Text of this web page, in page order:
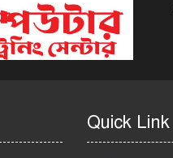
Quick Link